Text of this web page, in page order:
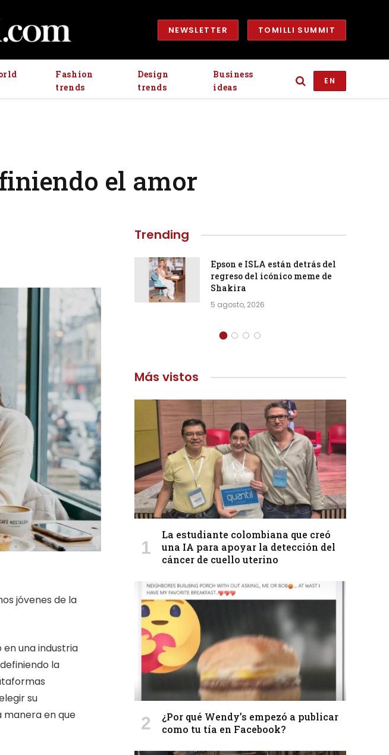
NEWSLETTER TOMILLI SUMMIT
Fashion
trends
Design
trends
Business
ideas
EN
el amor
jóvenes de la
una industria
la
su
manera en que
Trending
reciclado
2026
Epson e ISLA están detrás del
regreso del icónico meme de
Shakira
5 agosto, 2026
Más vistos
La estudiante colombiana que creó
una IA para apoyar la detección del
cáncer de cuello uterino
¿Por qué Wendy’s empezó a publicar
como tu tía en Facebook?